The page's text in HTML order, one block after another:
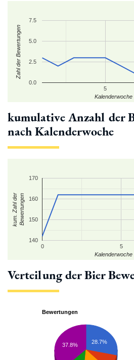
5
0.0
2.5
5.0
7.5
Kalenderwoche
Zahl der Bewertungen
kumulative Anzahl der
nach Kalenderwoche
0 5
140
150
160
170
Kalenderwoche
kum. Zahl derBewertungen
Verteilung der Bier
Bewertungen
28.7%
37.8%